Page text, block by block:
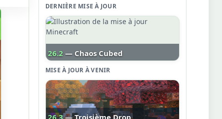
DERNIÈRE MISE À JOUR
26.2 — Chaos Cubed
MISE À JOUR À VENIR
26.3 — Troisième Drop